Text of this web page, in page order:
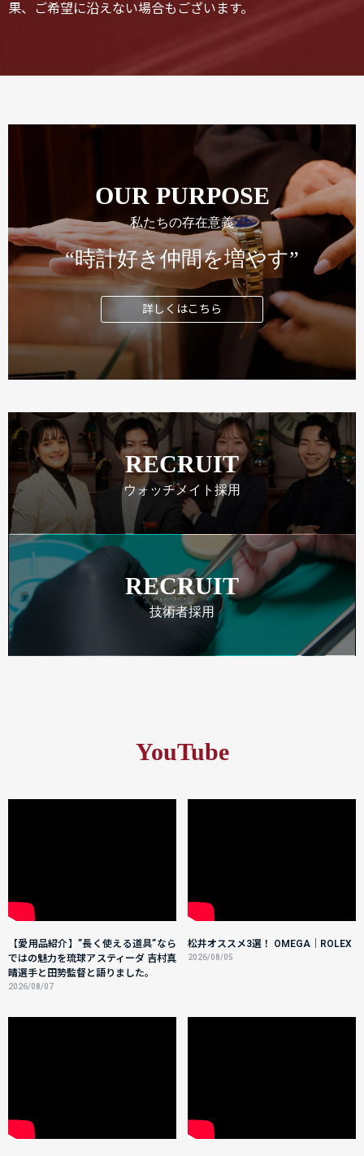
果、ご希望に沿えない場合もございます。
OUR PURPOSE
私たちの存在意義
“時計好き仲間を増やす”
詳しくはこちら
RECRUIT
ウォッチメイト採用
RECRUIT
技術者採用
YouTube
【愛用品紹介】”長く使える道具”なら
ではの魅力を琉球アスティーダ 吉村真
晴選手と田㔟監督と語りました。
2026/08/07
松井オススメ3選！ OMEGA｜ROLEX
2026/08/05